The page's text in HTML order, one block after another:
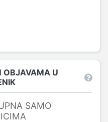
OBJAVAMA U
SAMO